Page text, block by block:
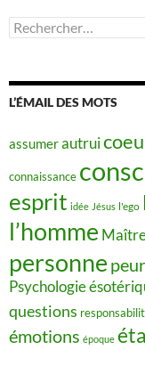
Rechercher :
L’ÉMAIL DES MOTS
assumerautrui
connaissance
esprit idée Jésus l'ego
l’homme
personne peur
Psychologie
questions
émotions époque